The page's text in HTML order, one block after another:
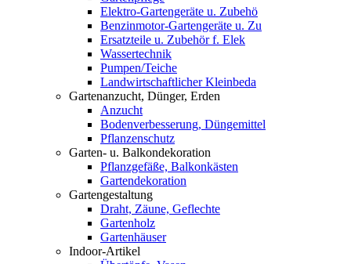
Elektro-Gartengeräte u. Zubehö
Benzinmotor-Gartengeräte u. Zu
Ersatzteile u. Zubehör f. Elek
Wassertechnik
Pumpen/Teiche
Landwirtschaftlicher Kleinbeda
Gartenanzucht, Dünger, Erden
Anzucht
Bodenverbesserung, Düngemittel
Pflanzenschutz
Garten- u. Balkondekoration
Pflanzgefäße, Balkonkästen
Gartendekoration
Gartengestaltung
Draht, Zäune, Geflechte
Gartenholz
Gartenhäuser
Indoor-Artikel